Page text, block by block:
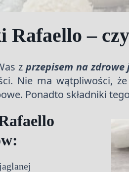
Rafaello –
z przepisem na
Nie ma wątpliwości,
Ponadto składniki